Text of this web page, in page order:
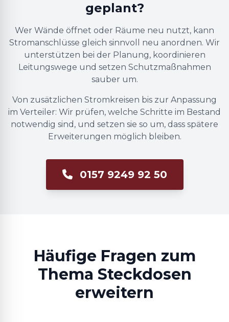
geplant?
Wer Wände öffnet oder Räume neu nutzt, kann
Stromanschlüsse gleich sinnvoll neu anordnen. Wir
unterstützen bei der Planung, koordinieren
Leitungswege und setzen Schutzmaßnahmen
sauber um.
Von zusätzlichen Stromkreisen bis zur Anpassung
im Verteiler: Wir prüfen, welche Schritte im Bestand
notwendig sind, und setzen sie so um, dass spätere
Erweiterungen möglich bleiben.
0157 9249 92 50
Häufige Fragen zum
Thema Steckdosen
erweitern